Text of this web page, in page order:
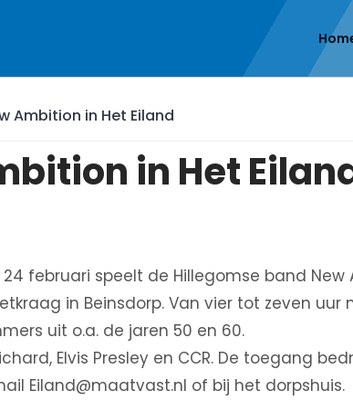
Ambition in Het Eiland
in Het
februari speelt de Hillegomse band New
in Beinsdorp. Van vier tot zeven
uit o.a. de jaren 50 en 60.
Elvis Presley en CCR. De toegang
Eiland@maatvast.nl of bij het dorpshuis.